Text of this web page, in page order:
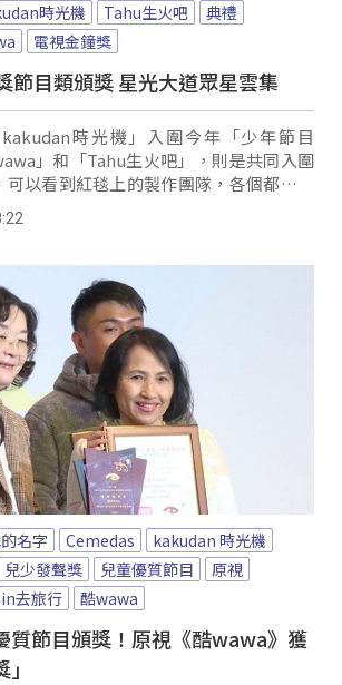
時光機 Tahu生火吧
典禮
電視金鐘獎
節目類頒獎 星光大道眾星雲集
時光機」入圍今年「少年節目
」和「Tahu生火吧」，則是共同入圍
可以看到紅毯上的製作團隊，各個都是盛
要記錄重要的一刻，...。
名字 Cemedas
kakudan 時光機
兒少發聲獎 兒童優質節目
原視
去旅行 酷wawa
質節目頒獎！原視《酷wawa》獲